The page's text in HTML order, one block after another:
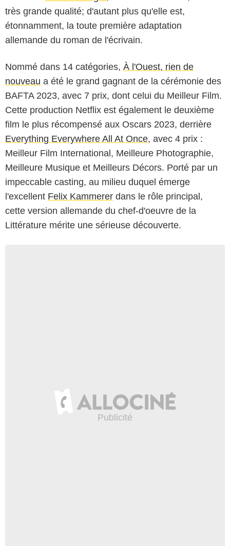
très grande qualité; d'autant plus qu'elle est,
étonnamment, la toute première adaptation
allemande du roman de l'écrivain.
Nommé dans 14 catégories, À l'Ouest, rien de
nouveau a été le grand gagnant de la cérémonie des
BAFTA 2023, avec 7 prix, dont celui du Meilleur Film.
Cette production Netflix est également le deuxième
film le plus récompensé aux Oscars 2023, derrière
Everything Everywhere All At Once, avec 4 prix :
Meilleur Film International, Meilleure Photographie,
Meilleure Musique et Meilleurs Décors. Porté par un
impeccable casting, au milieu duquel émerge
l'excellent Felix Kammerer dans le rôle principal,
cette version allemande du chef-d'oeuvre de la
Littérature mérite une sérieuse découverte.